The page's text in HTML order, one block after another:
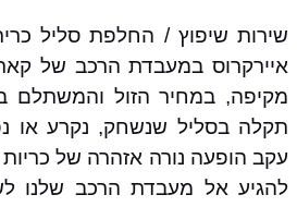
איירקרוס במעבדת הרכב של
מקיפה, במחיר הזול
תקלה בסליל שנשחק, נקרע או
עקב הופעה נורה אזהרה של כריות
להגיע אל מעבדת הרכב שלנו